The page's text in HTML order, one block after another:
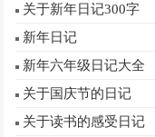
记300字
关于新年日记300字
新年日记
新年六年级日记大全
关于国庆节的日记
关于读书的感受日记